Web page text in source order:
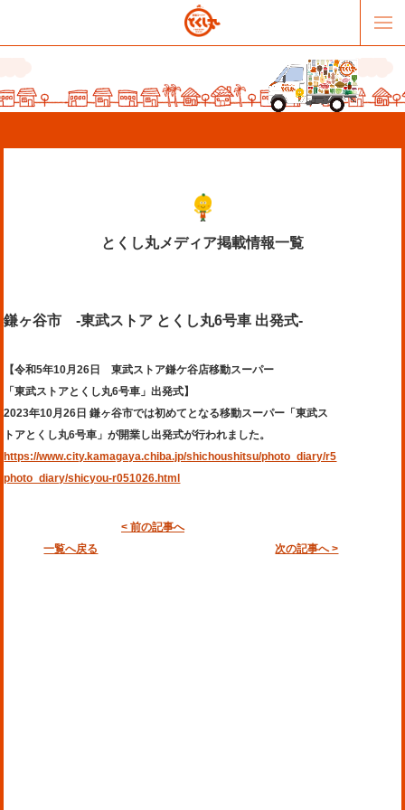
オススメリンク テーマソング
お問合せ
とくし丸メディア掲載情報一覧
鎌ヶ谷市 -東武ストア とくし丸6号車 出発式-
【令和5年10月26日 東武ストア鎌ケ谷店移動スーパー
「東武ストアとくし丸6号車」出発式】
2023年10月26日 鎌ヶ谷市では初めてとなる移動スーパー「東武ス
トアとくし丸6号車」が開業し出発式が行われました。
https://www.city.kamagaya.chiba.jp/shichoushitsu/photo_diary/r5
photo_diary/shicyou-r051026.html
< 前の記事へ
一覧へ戻る
次の記事へ >